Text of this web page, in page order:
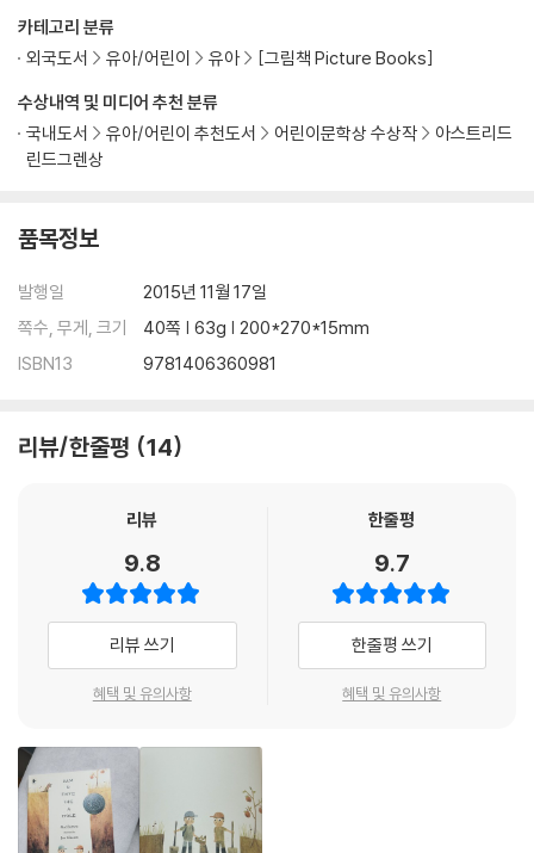
수상내역 및 미디어 추천 분류
국내도서
유아/어린이 추천도서 어린이문학상 수상작
아스트리드
린드그렌상
카테고리 분류
외국도서
유아/어린이 유아 [그림책 Picture Books]
품목정보
발행일
2015년 11월 17일
쪽수, 무게, 크기
40쪽 | 63g | 200*270*15mm
ISBN13
9781406360981
리뷰/한줄평 14
리뷰
9.8
리뷰 쓰기
혜택 및 유의사항
한줄평
9.7
한줄평 쓰기
혜택 및 유의사항